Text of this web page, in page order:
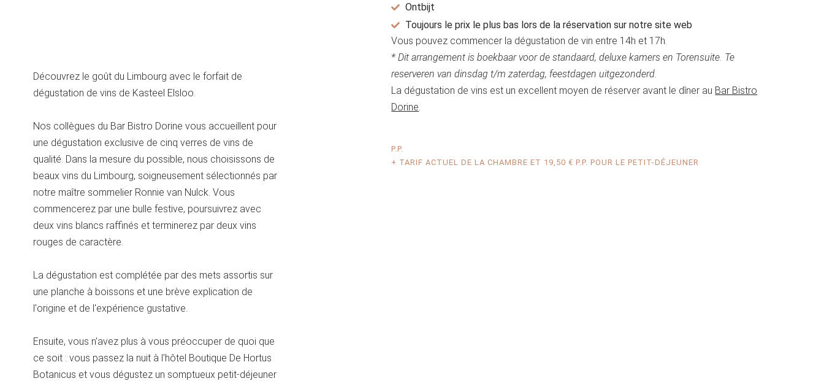
Découvrez le goût du Limbourg avec le forfait de
dégustation de vins de Kasteel Elsloo.
Nos collègues du Bar Bistro Dorine vous accueillent pour
une dégustation exclusive de cinq verres de vins de
qualité. Dans la mesure du possible, nous choisissons de
beaux vins du Limbourg, soigneusement sélectionnés par
notre maître sommelier Ronnie van Nulck. Vous
commencerez par une bulle festive, poursuivrez avec
deux vins blancs raffinés et terminerez par deux vins
rouges de caractère.
La dégustation est complétée par des mets assortis sur
une planche à boissons et une brève explication de
l'origine et de l'expérience gustative.
Ensuite, vous n'avez plus à vous préoccuper de quoi que
ce soit : vous passez la nuit à l'hôtel Boutique De Hortus
Botanicus et vous dégustez un somptueux petit-déjeuner
Ontbijt
Toujours le prix le plus bas lors de la réservation sur notre site web
Vous pouvez commencer la dégustation de vin entre 14h et 17h.
* Dit arrangement is boekbaar voor de standaard, deluxe kamers en Torensuite. Te
reserveren van dinsdag t/m zaterdag, feestdagen uitgezonderd.
La dégustation de vins est un excellent moyen de réserver avant le dîner au Bar Bistro
Dorine.
P.P.
+ TARIF ACTUEL DE LA CHAMBRE ET 19,50 € P.P. POUR LE PETIT-DÉJEUNER